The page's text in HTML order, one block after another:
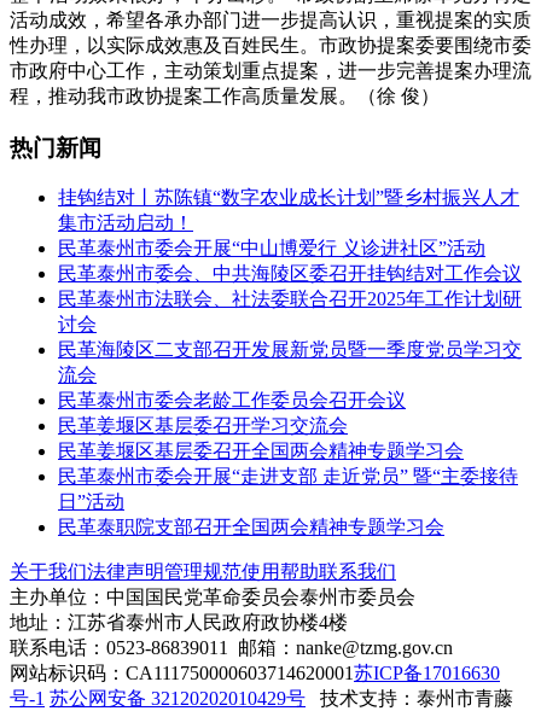
活动成效，希望各承办部门进一步提高认识，重视提案的实质
性办理，以实际成效惠及百姓民生。市政协提案委要围绕市委
市政府中心工作，主动策划重点提案，进一步完善提案办理流
程，推动我市政协提案工作高质量发展。
（徐 俊）
热门新闻
挂钩结对丨苏陈镇“数字农业成长计划”暨乡村振兴人才
集市活动启动！
民革泰州市委会开展“中山博爱行 义诊进社区”活动
民革泰州市委会、中共海陵区委召开挂钩结对工作会议
民革泰州市法联会、社法委联合召开2025年工作计划研
讨会
民革海陵区二支部召开发展新党员暨一季度党员学习交
流会
民革泰州市委会老龄工作委员会召开会议
民革姜堰区基层委召开学习交流会
民革姜堰区基层委召开全国两会精神专题学习会
民革泰州市委会开展“走进支部 走近党员” 暨“主委接待
日”活动
民革泰职院支部召开全国两会精神专题学习会
关于我们法律声明管理规范使用帮助联系我们
主办单位：中国国民党革命委员会泰州市委员会
地址：江苏省泰州市人民政府政协楼4楼
联系电话：0523-86839011 邮箱：nanke@tzmg.gov.cn
网站标识码：CA111750000603714620001苏ICP备17016630
号-1 苏公网安备 32120202010429号
技术支持：泰州市青藤